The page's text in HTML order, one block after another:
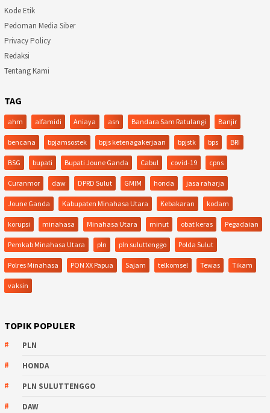
Kode Etik
Pedoman Media Siber
Privacy Policy
Redaksi
Tentang Kami
TAG
ahm alfamidi Aniaya asn Bandara Sam Ratulangi Banjir
bencana bpjamsostek bpjs ketenagakerjaan bpjstk bps BRI
BSG bupati Bupati Joune Ganda Cabul covid-19 cpns
Curanmor daw DPRD Sulut GMIM honda jasa raharja
Joune Ganda Kabupaten Minahasa Utara Kebakaran kodam
korupsi minahasa Minahasa Utara minut obat keras Pegadaian
Pemkab Minahasa Utara pln pln suluttenggo Polda Sulut
Polres Minahasa PON XX Papua Sajam telkomsel Tewas Tikam
vaksin
TOPIK POPULER
PLN
HONDA
PLN SULUTTENGGO
DAW